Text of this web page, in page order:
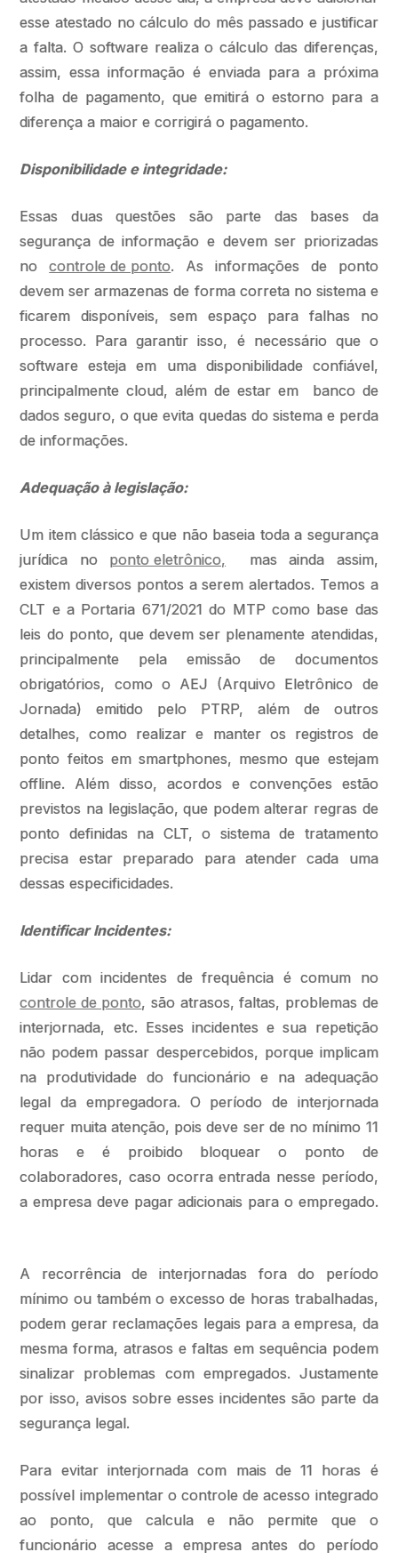
esse atestado no cálculo do mês passado e justificar
a falta. O software realiza o cálculo das diferenças,
assim, essa informação é enviada para a próxima
folha de pagamento, que emitirá o estorno para a
diferença a maior e corrigirá o pagamento.
Disponibilidade e integridade:
Essas duas questões são parte das bases da
segurança de informação e devem ser priorizadas
nocontrole de ponto. As informações de ponto
devem ser armazenas de forma correta no sistema e
ficarem disponíveis, sem espaço para falhas no
processo. Para garantir isso, é necessário que o
software esteja em uma disponibilidade confiável,
principalmente cloud, além de estar em banco de
dados seguro, o que evita quedas do sistema e perda
de informações.
Adequação à legislação:
Um item clássico e que não baseia toda a segurança
jurídica no ponto eletrônico, mas ainda assim,
existem diversos pontos a serem alertados. Temos a
CLT e a Portaria 671/2021 do MTP como base das
leis do ponto, que devem ser plenamente atendidas,
principalmente pela emissão de documentos
obrigatórios, como o AEJ (Arquivo Eletrônico de
Jornada) emitido pelo PTRP, além de outros
detalhes, como realizar e manter os registros de
ponto feitos em smartphones, mesmo que estejam
offline. Além disso, acordos e convenções estão
previstos na legislação, que podem alterar regras de
ponto definidas na CLT, o sistema de tratamento
precisa estar preparado para atender cada uma
dessas especificidades.
Identificar Incidentes:
Lidar com incidentes de frequência é comum no
controle de ponto, são atrasos, faltas, problemas de
interjornada, etc. Esses incidentes e sua repetição
não podem passar despercebidos, porque implicam
na produtividade do funcionário e na adequação
legal da empregadora. O período de interjornada
requer muita atenção, pois deve ser de no mínimo 11
horas e é proibido bloquear o ponto de
colaboradores, caso ocorra entrada nesse período,
a empresa deve pagar adicionais para o empregado.
A recorrência de interjornadas fora do período
mínimo ou também o excesso de horas trabalhadas,
podem gerar reclamações legais para a empresa, da
mesma forma, atrasos e faltas em sequência podem
sinalizar problemas com empregados. Justamente
por isso, avisos sobre esses incidentes são parte da
segurança legal.
Para evitar interjornada com mais de 11 horas é
possível implementar o controle de acesso integrado
ao ponto, que calcula e não permite que o
funcionário acesse a empresa antes do período